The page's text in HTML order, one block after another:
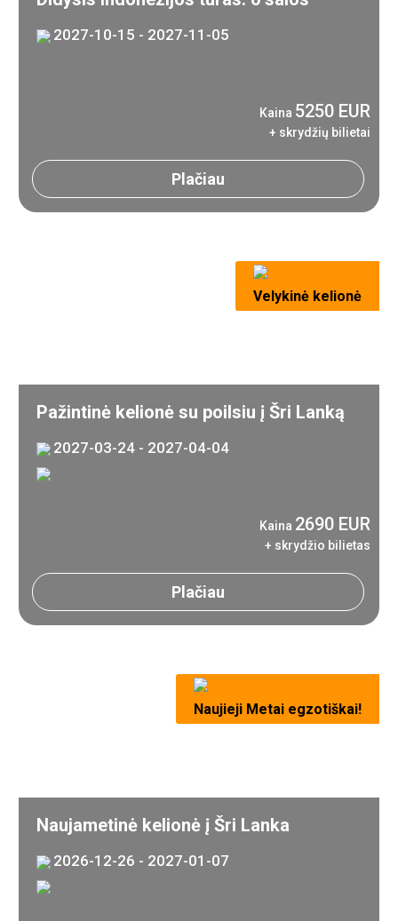
2027-10-15 - 2027-11-05
Kaina 5250 EUR
+ skrydžių bilietai
Plačiau
Velykinė kelionė
Pažintinė kelionė su poilsiu į Šri Lanką
2027-03-24 - 2027-04-04
Kaina 2690 EUR
+ skrydžio bilietas
Plačiau
Naujieji Metai egzotiškai!
Naujametinė kelionė į Šri Lanka
2026-12-26 - 2027-01-07